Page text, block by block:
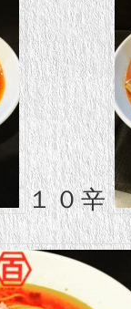
１０辛